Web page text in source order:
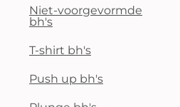
Niet-voorgevormde
bh's
T-shirt bh's
Push up bh's